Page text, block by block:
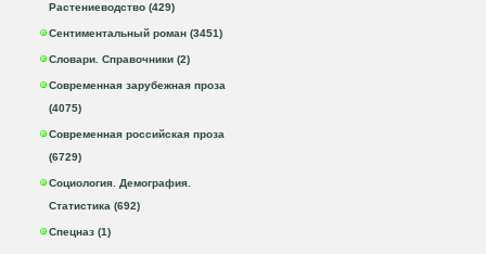
Растениеводство (429)
Сентиментальный роман (3451)
Словари. Справочники (2)
Современная зарубежная проза
(4075)
Современная российская проза
(6729)
Социология. Демография.
Статистика (692)
Спецназ (1)